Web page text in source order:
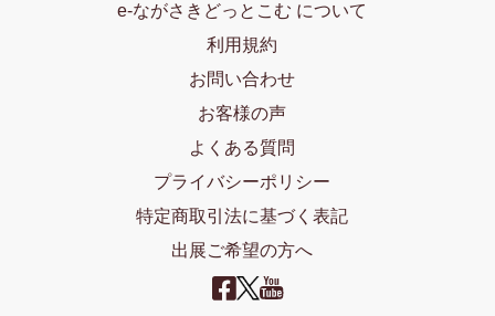
e-ながさきどっとこむ について
利用規約
お問い合わせ
お客様の声
よくある質問
プライバシーポリシー
特定商取引法に基づく表記
出展ご希望の方へ